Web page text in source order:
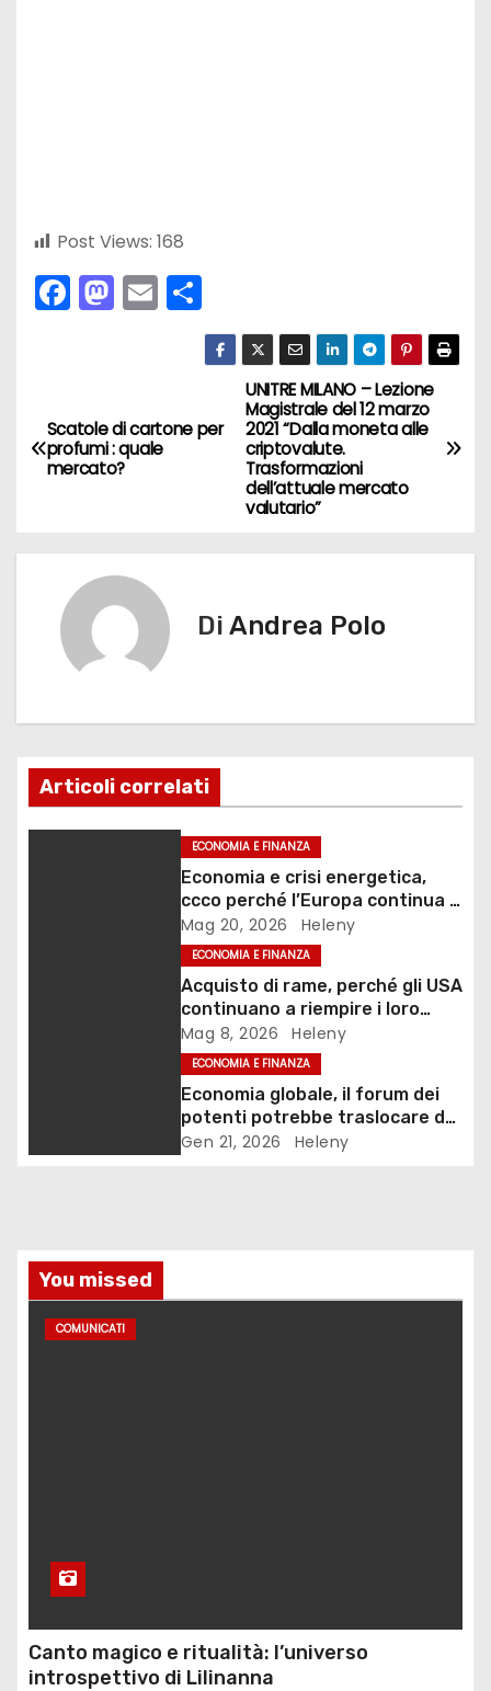
Post Views: 168
F
a
b
o
M
a
d
o
E
m
C
o
n
vi
a
i
o
n
UNITRE MILANO – Lezione
Magistrale del 12 marzo
2021 “Dalla moneta alle
criptovalute.
Trasformazioni
dell’attuale mercato
valutario”
Scatole di cartone per
profumi : quale
mercato?
Di Andrea Polo
Articoli correlati
ECONOMIA E FINANZA
Economia e crisi energetica,
ccco perché l’Europa continua a
fallire le risposte
Mag 20, 2026 Heleny
ECONOMIA E FINANZA
Acquisto di rame, perché gli USA
continuano a riempire i loro
magazzini?
Mag 8, 2026 Heleny
ECONOMIA E FINANZA
Economia globale, il forum dei
potenti potrebbe traslocare da
Davos
Gen 21, 2026 Heleny
You missed
COMUNICATI
Canto magico e ritualità: l’universo
introspettivo di Lilinanna